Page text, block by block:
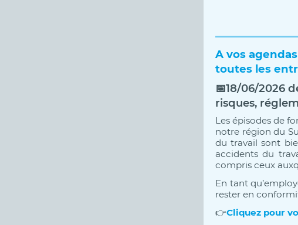
A vos
toutes les
📅18/06/2026
risques,
Les épisodes de
notre région du
du travail sont
accidents du
compris ceux
En tant
rester en
👉Cliquez pour